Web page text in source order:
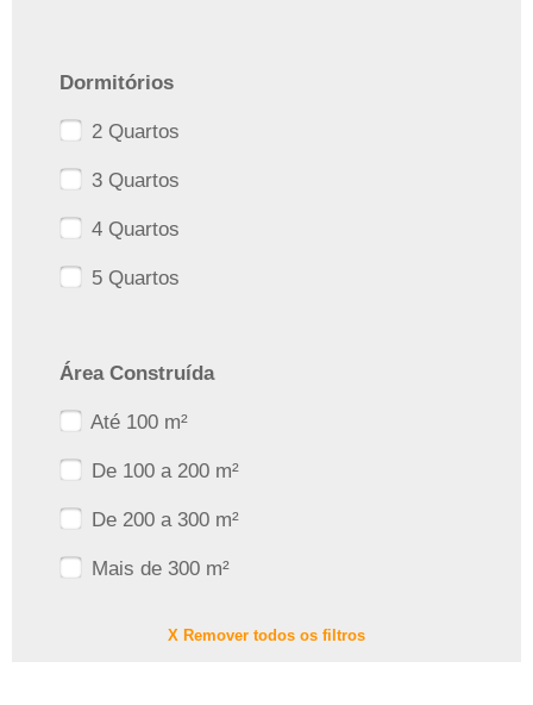
Dormitórios
2 Quartos
3 Quartos
4 Quartos
5 Quartos
Área Construída
Até 100 m²
De 100 a 200 m²
De 200 a 300 m²
Mais de 300 m²
X Remover todos os filtros